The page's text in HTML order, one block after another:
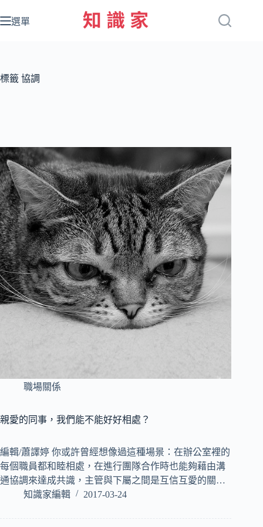
至
容
選單
標籤 協調
職場關係
親愛的同事，我們能不能好好相處？
編輯/蕭譯婷 你或許曾經想像過這種場景：在辦公室裡的
每個職員都和睦相處，在進行團隊合作時也能夠藉由溝
通協調來達成共識，主管與下屬之間是互信互愛的關…
知識家編輯
2017-03-24